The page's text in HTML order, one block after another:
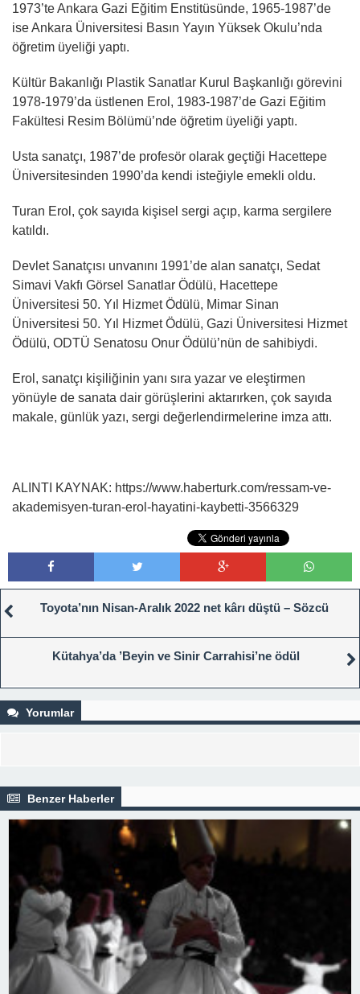
1973’te Ankara Gazi Eğitim Enstitüsünde, 1965-1987’de
ise Ankara Üniversitesi Basın Yayın Yüksek Okulu’nda
öğretim üyeliği yaptı.
Kültür Bakanlığı Plastik Sanatlar Kurul Başkanlığı görevini
1978-1979’da üstlenen Erol, 1983-1987’de Gazi Eğitim
Fakültesi Resim Bölümü’nde öğretim üyeliği yaptı.
Usta sanatçı, 1987’de profesör olarak geçtiği Hacettepe
Üniversitesinden 1990’da kendi isteğiyle emekli oldu.
Turan Erol, çok sayıda kişisel sergi açıp, karma sergilere
katıldı.
Devlet Sanatçısı unvanını 1991’de alan sanatçı, Sedat
Simavi Vakfı Görsel Sanatlar Ödülü, Hacettepe
Üniversitesi 50. Yıl Hizmet Ödülü, Mimar Sinan
Üniversitesi 50. Yıl Hizmet Ödülü, Gazi Üniversitesi Hizmet
Ödülü, ODTÜ Senatosu Onur Ödülü’nün de sahibiydi.
Erol, sanatçı kişiliğinin yanı sıra yazar ve eleştirmen
yönüyle de sanata dair görüşlerini aktarırken, çok sayıda
makale, günlük yazı, sergi değerlendirmelerine imza attı.
ALINTI KAYNAK: https://www.haberturk.com/ressam-ve-
akademisyen-turan-erol-hayatini-kaybetti-3566329
Toyota’nın Nisan-Aralık 2022 net kârı düştü – Sözcü
Kütahya’da ’Beyin ve Sinir Carrahisi’ne ödül
Yorumlar
Benzer Haberler